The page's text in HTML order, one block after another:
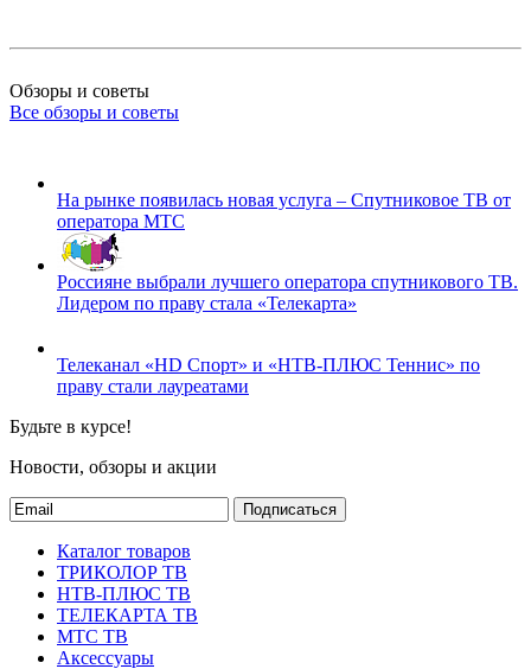
Обзоры и советы
Все обзоры и советы
На рынке появилась новая услуга – Спутниковое ТВ от
оператора МТС
Россияне выбрали лучшего оператора спутникового ТВ.
Лидером по праву стала «Телекарта»
Телеканал «HD Спорт» и «НТВ-ПЛЮС Теннис» по
праву стали лауреатами
Будьте в курсе!
Новости, обзоры и акции
Подписаться
Каталог товаров
ТРИКОЛОР ТВ
НТВ-ПЛЮС ТВ
ТЕЛЕКАРТА ТВ
МТС ТВ
Аксессуары